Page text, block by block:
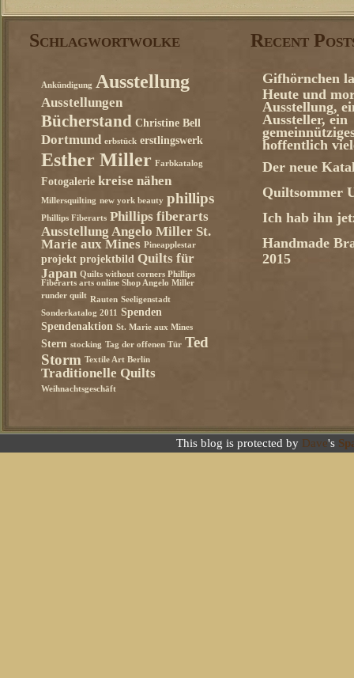
Schlagwortwolke
Ankündigung Ausstellung
Ausstellungen
Bücherstand Christine Bell
Dortmund erbstück erstlingswerk
Esther Miller Farbkatalog
Fotogalerie kreise nähen
Millersquilting new york beauty phillips
Phillips Fiberarts Phillips fiberarts
Ausstellung Angelo Miller St.
Marie aux Mines Pineapplestar
projekt projektbild Quilts für
Japan Quilts without corners Phillips
Fiberarts arts online Shop Angelo Miller
runder quilt Rauten Seeligenstadt
Sonderkatalog 2011
Spenden
Spendenaktion St. Marie aux Mines
Stern stocking Tag der offenen Tür Ted
Storm Textile Art Berlin
Traditionelle Quilts
Weihnachtsgeschäft
Recent
Gifhörnchen
Heute und
Ausstellung,
Aussteller, ein
hoffentlich
Der neue
Quiltsommer
Ich hab ihn
Handmade
2015
This blog is protected by Dave's